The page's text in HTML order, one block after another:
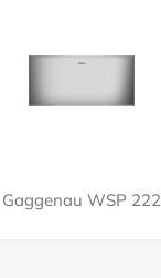
Gaggenau WSP 222